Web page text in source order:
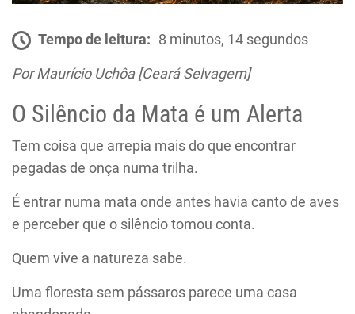
Tempo de leitura: 8 minutos, 14 segundos
Por Maurício Uchôa [Ceará Selvagem]
O Silêncio da Mata é um Alerta
Tem coisa que arrepia mais do que encontrar
pegadas de onça numa trilha.
É entrar numa mata onde antes havia canto de aves
e perceber que o silêncio tomou conta.
Quem vive a natureza sabe.
Uma floresta sem pássaros parece uma casa